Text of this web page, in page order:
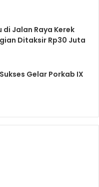
di Jalan Raya Kerek
Ditaksir Rp30 Juta
Gelar Porkab IX